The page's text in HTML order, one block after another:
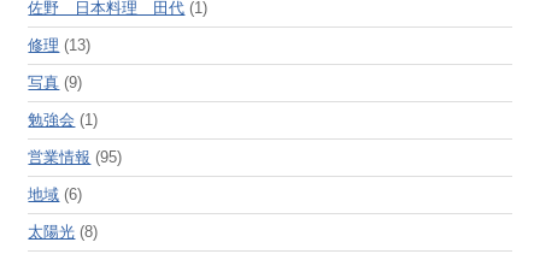
佐野 日本料理 田代 (1)
修理 (13)
写真 (9)
勉強会 (1)
営業情報 (95)
地域 (6)
太陽光 (8)